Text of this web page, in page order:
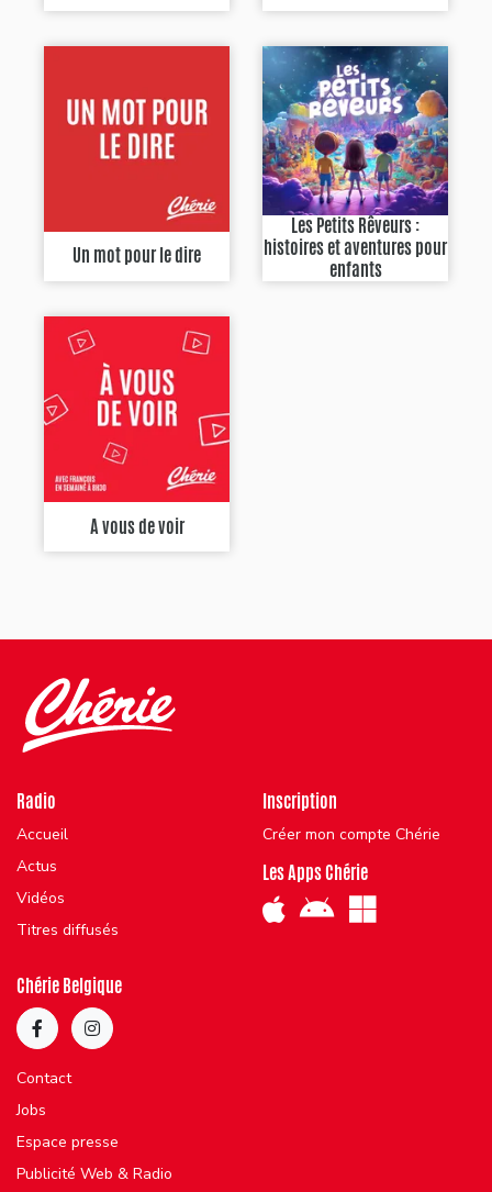
Un mot pour le dire
Les Petits Rêveurs :
histoires et aventures pour
enfants
A vous de voir
Radio
Accueil
Actus
Vidéos
Titres diffusés
Inscription
Créer mon compte Chérie
Les Apps Chérie
Chérie Belgique
Contact
Jobs
Espace presse
Publicité Web & Radio